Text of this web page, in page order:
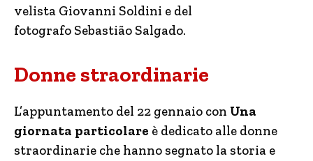
velista Giovanni Soldini e del
fotografo Sebastião Salgado.
Donne straordinarie
L’appuntamento del 22 gennaio con Una
giornata particolare è dedicato alle donne
straordinarie che hanno segnato la storia e